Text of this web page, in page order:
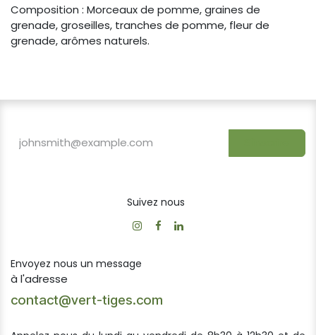
Composition : Morceaux de pomme, graines de
grenade, groseilles, tranches de pomme, fleur de
grenade, arômes naturels.
Suivez nous
Envoyez nous un message
à l'adresse
contact@vert-tiges.com